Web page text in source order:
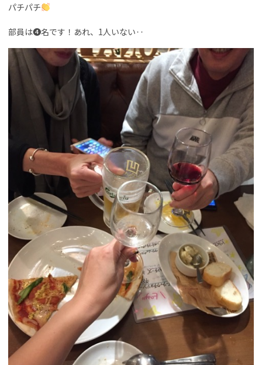
パチパチ
部員は❹名です！あれ、1人いない‥